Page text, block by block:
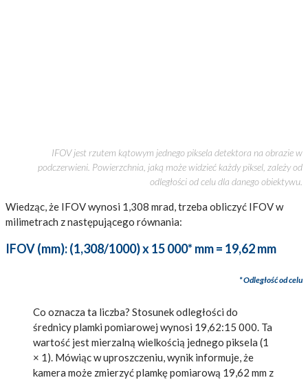
IFOV jest rzutem kątowym jednego piksela detektora na obrazie w
podczerwieni. Powierzchnia, jaką może widzieć każdy piksel, zależy od
odległości od celu dla danego obiektywu.
Wiedząc, że IFOV wynosi 1,308 mrad, trzeba obliczyć IFOV w
milimetrach z następującego równania:
IFOV (mm): (1,308/1000) x 15 000* mm = 19,62 mm
* Odległość od celu
Co oznacza ta liczba? Stosunek odległości do
średnicy plamki pomiarowej wynosi 19,62:15 000. Ta
wartość jest mierzalną wielkością jednego piksela (1
× 1). Mówiąc w uproszczeniu, wynik informuje, że
kamera może zmierzyć plamkę pomiarową 19,62 mm z